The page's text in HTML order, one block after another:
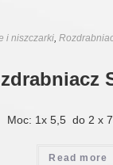
i niszczarki,
Moc: 1x 5,5 do 2 x
Read more